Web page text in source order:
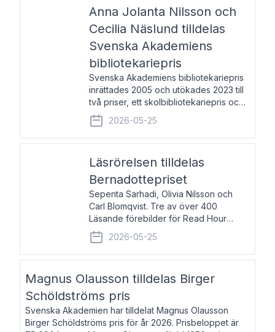
Anna Jolanta Nilsson och
Cecilia Näslund tilldelas
Svenska Akademiens
bibliotekariepris
Svenska Akademiens bibliotekariepris
inrättades 2005 och utökades 2023 till
två priser, ett skolbibliotekariepris och
ett folkbibliotekariepris. Priserna skall
tilldelas bibliotekarier vid svenska folk-
och skolbibliotek som gjort värdefull
2026-05-25
Läsrörelsen tilldelas
Bernadottepriset
Sepenta Sarhadi, Olivia Nilsson och
Carl Blomqvist. Tre av över 400
Läsande förebilder för Read Hour
Sverige. Foto: Michael Wall. Den ideella
föreningen Läsrörelsen tilldelas
Bernadottepriset 2026 för att den
2026-05-25
Magnus Olausson tilldelas Birger
Schöldströms pris
Svenska Akademien har tilldelat Magnus Olausson
Birger Schöldströms pris för år 2026. Prisbeloppet är